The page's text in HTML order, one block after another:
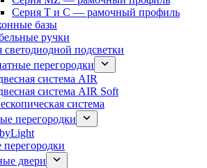
Серия T и C — рамочный профиль
базы
ручки
светодиодной подсветки
перегородки
система AIR
система AIR Soft
система
перегородки
двери